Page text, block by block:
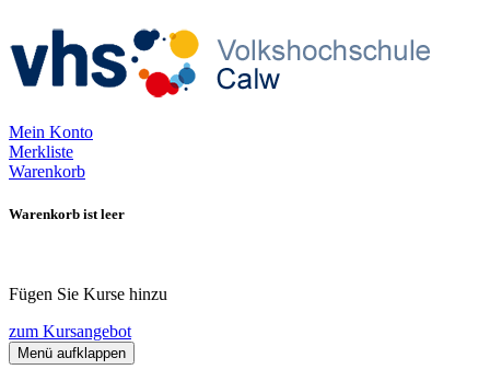
Mein Konto
Merkliste
Warenkorb
Warenkorb ist leer
Fügen Sie Kurse hinzu
zum Kursangebot
Menü aufklappen